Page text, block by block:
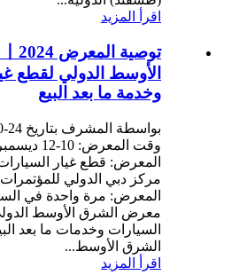
اقرأ المزيد
الأوسط الدولي لقطع
وخدمة ما بعد البيع
بواسطة المشرف بتاريخ 24-10-17
المعرض: قطع غيار
مركز دبي الدولي
المعرض: مرة واحدة في
معرض الشرق الأوسط
السيارات وخدمات ما بعد
الشرق الأوسط...
اقرأ المزيد